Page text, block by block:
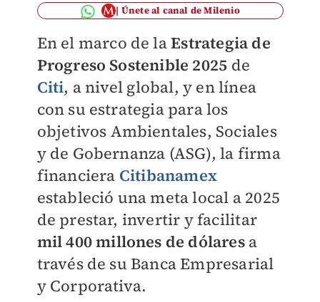
Únete al canal de Milenio
En el marco de laEstrategia de
Progreso Sostenible 2025 de
Citi, a nivel global, y en línea
con su estrategia para los
objetivos Ambientales, Sociales
y de Gobernanza (ASG), la firma
financiera Citibanamex
estableció una meta local a 2025
de prestar, invertir y facilitar
mil 400 millones de dólaresa
través de su Banca Empresarial
y Corporativa.